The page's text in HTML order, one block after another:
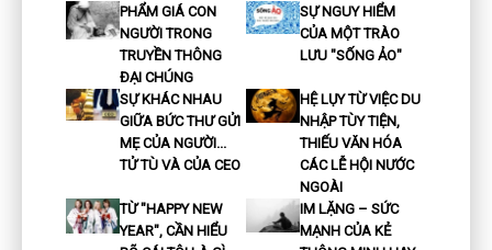
PHẨM GIÁ CON
NGƯỜI TRONG
TRUYỀN THÔNG
ĐẠI CHÚNG
SỰ NGUY HIỂM
CỦA MỘT TRÀO
LƯU "SỐNG ẢO"
SỰ KHÁC NHAU
GIỮA BỨC THƯ GỬI
MẸ CỦA NGƯỜI...
TỬ TÙ VÀ CỦA CEO
HỆ LỤY TỪ VIỆC DU
NHẬP TÙY TIỆN,
THIẾU VĂN HÓA
CÁC LỄ HỘI NƯỚC
NGOÀI
TỪ "HAPPY NEW
YEAR", CẦN HIỂU
IM LẶNG – SỨC
MẠNH CỦA KẺ